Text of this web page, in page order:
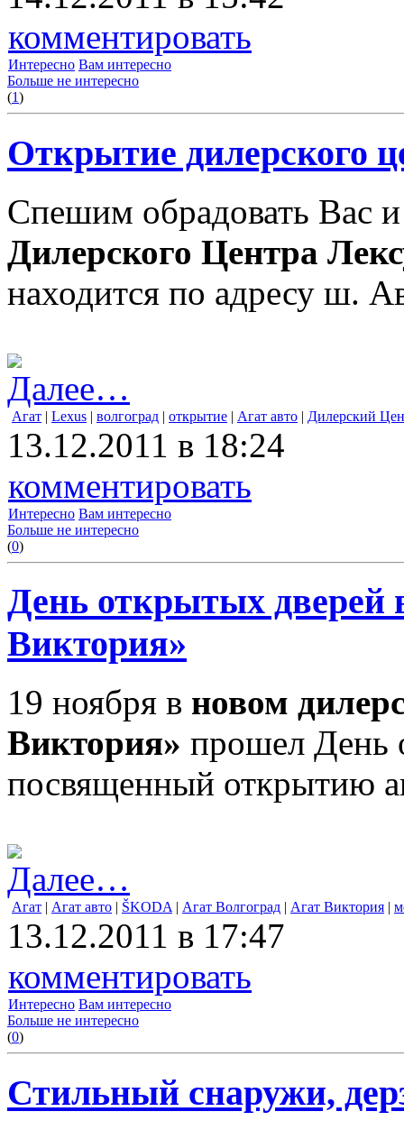
комментировать
Интересно Вам интересно
Больше не интересно
(1)
Открытие дилерского
Спешим обрадовать Вас
Дилерского Центра
находится по адресу ш.
Далее…
Агат | Lexus | волгоград | открытие | Агат авто | Дилерский
13.12.2011 в 18:24
комментировать
Интересно Вам интересно
Больше не интересно
(0)
День открытых дверей
Виктория»
19 ноября в новом
Виктория» прошел День
посвященный открытию
Далее…
Агат | Агат авто | ŠKODA | Агат Волгоград | Агат Виктория |
13.12.2011 в 17:47
комментировать
Интересно Вам интересно
Больше не интересно
(0)
Стильный снаружи,